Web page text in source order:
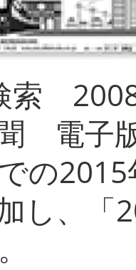
索
電子
の
し、「
し